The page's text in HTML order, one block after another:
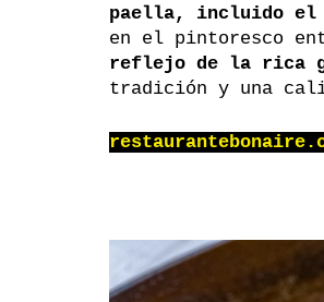
paella, incluido el
en el pintoresco
reflejo de la rica
tradición y una